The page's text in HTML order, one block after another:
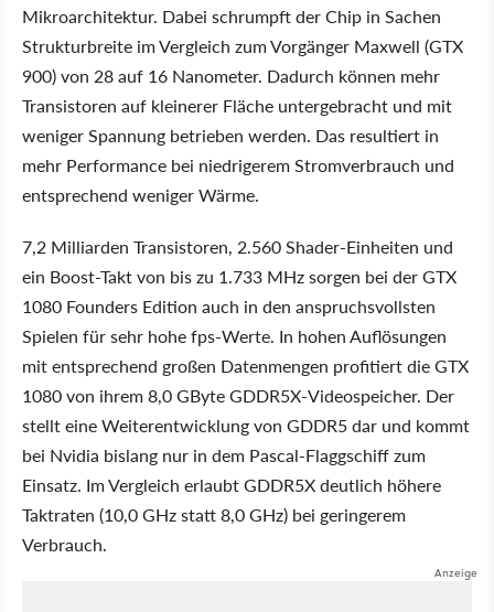
Mikroarchitektur. Dabei schrumpft der Chip in Sachen
Strukturbreite im Vergleich zum Vorgänger Maxwell (GTX
900) von 28 auf 16 Nanometer. Dadurch können mehr
Transistoren auf kleinerer Fläche untergebracht und mit
weniger Spannung betrieben werden. Das resultiert in
mehr Performance bei niedrigerem Stromverbrauch und
entsprechend weniger Wärme.
7,2 Milliarden Transistoren, 2.560 Shader-Einheiten und
ein Boost-Takt von bis zu 1.733 MHz sorgen bei der GTX
1080 Founders Edition auch in den anspruchsvollsten
Spielen für sehr hohe fps-Werte. In hohen Auflösungen
mit entsprechend großen Datenmengen profitiert die GTX
1080 von ihrem 8,0 GByte GDDR5X-Videospeicher. Der
stellt eine Weiterentwicklung von GDDR5 dar und kommt
bei Nvidia bislang nur in dem Pascal-Flaggschiff zum
Einsatz. Im Vergleich erlaubt GDDR5X deutlich höhere
Taktraten (10,0 GHz statt 8,0 GHz) bei geringerem
Verbrauch.